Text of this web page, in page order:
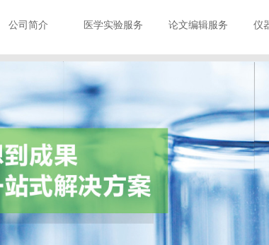
公司简介 医学实验服务 论文编辑服务 仪